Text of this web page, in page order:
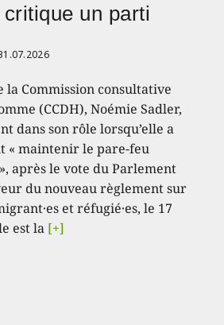
un parti
la Commission consultative
(CCDH), Noémie Sadler,
dans son rôle lorsqu’elle a
« maintenir le pare-feu
après le vote du Parlement
du nouveau règlement sur
et réfugié·es, le 17
est la [+]